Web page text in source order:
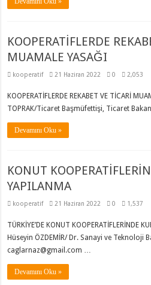
KOOPERATİFLERDE
MUAMALE YASAĞI
kooperatif 21 Haziran 2022 0 2,053
KOOPERATİFLERDE REKABET VE TİCARİ
TOPRAK/Ticaret Başmüfettişi, Ticaret
Devamını Oku »
KONUT
YAPILANMA
kooperatif 21 Haziran 2022 0 1,537
TÜRKİYE’DE KONUT KOOPERATİFLERİNDE
Hüseyin ÖZDEMİR/ Dr. Sanayi ve Teknoloji
caglarnaz@gmail.com …
Devamını Oku »